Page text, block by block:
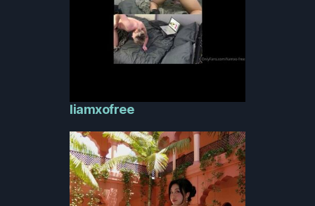
liamxofree